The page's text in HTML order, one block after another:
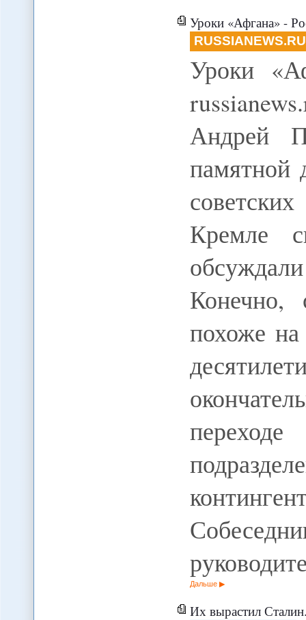
Уроки «Афгана» -
RUSSIANEWS.RU
Уроки
Андрей
памятной
Кремле
Конечно,
похоже
Дальше
Их вырастил Сталин.